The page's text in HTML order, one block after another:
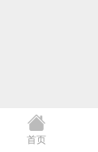
首页